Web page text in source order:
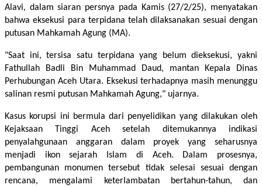
Alavi, dalam siaran persnya pada Kamis (27/2/25), menyatakan
bahwa eksekusi para terpidana telah dilaksanakan sesuai dengan
putusan Mahkamah Agung (MA).
"Saat ini, tersisa satu terpidana yang belum dieksekusi, yakni
Fathullah Badli Bin Muhammad Daud, mantan Kepala Dinas
Perhubungan Aceh Utara. Eksekusi terhadapnya masih menunggu
salinan resmi putusan Mahkamah Agung," ujarnya.
Kasus korupsi ini bermula dari penyelidikan yang dilakukan oleh
Kejaksaan Tinggi Aceh setelah ditemukannya indikasi
penyalahgunaan anggaran dalam proyek yang seharusnya
menjadi ikon sejarah Islam di Aceh. Dalam prosesnya,
pembangunan monumen tersebut tidak selesai sesuai dengan
rencana, mengalami keterlambatan bertahun-tahun, dan